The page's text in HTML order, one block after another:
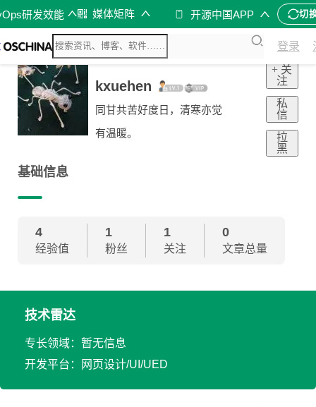
研发效能 媒体矩阵 开源中国APP 切
登录
kxuehen
同甘共苦好度日，清寒亦觉
有温暖。
+ 关
注
私
信
拉
黑
基础信息
4
经验值
1
粉丝
1
关注
0
文章总量
技术雷达
专长领域：暂无信息
开发平台：网页设计/UI/UED